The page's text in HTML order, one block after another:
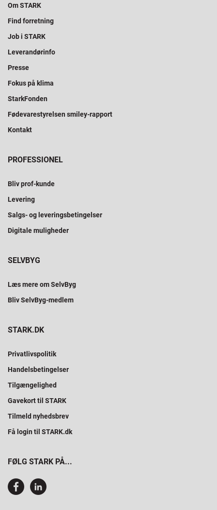
Om STARK
Find forretning
Job i STARK
Leverandørinfo
Presse
Fokus på klima
StarkFonden
Fødevarestyrelsen smiley-rapport
Kontakt
PROFESSIONEL
Bliv prof-kunde
Levering
Salgs- og leveringsbetingelser
Digitale muligheder
SELVBYG
Læs mere om SelvByg
Bliv SelvByg-medlem
STARK.DK
Privatlivspolitik
Handelsbetingelser
Tilgængelighed
Gavekort til STARK
Tilmeld nyhedsbrev
Få login til STARK.dk
FØLG STARK PÅ...